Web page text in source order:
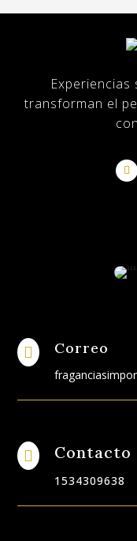
transforman el
 Correo
 Contacto
1534309638